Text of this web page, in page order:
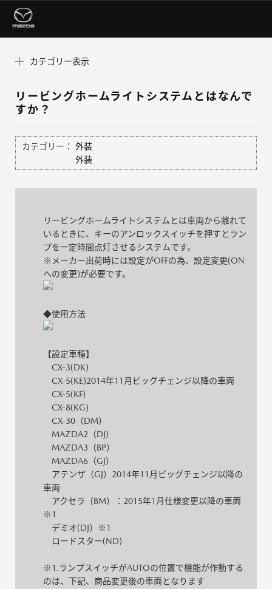
カテゴリー表示
リービングホームライトシステムとはなんで
すか？
カテゴリー：
外装
外装
リービングホームライトシステムとは車両から離れて
いるときに、キーのアンロックスイッチを押すとラン
プを一定時間点灯させるシステムです。
※メーカー出荷時には設定がOFFの為、設定変更(ON
への変更)が必要です。
◆使用方法
【設定車種】
CX-3(DK)
CX-5(KE)2014年11月ビッグチェンジ以降の車両
CX-5(KF)
CX-8(KG)
CX-30（DM）
MAZDA2（DJ）
MAZDA3（BP）
MAZDA6（GJ）
アテンザ（GJ）2014年11月ビッグチェンジ以降の
車両
アクセラ（BM）：2015年1月仕様変更以降の車両
※1
デミオ(DJ）※1
ロードスター(ND)
※1.ランプスイッチがAUTOの位置で機能が作動する
のは、下記、商品変更後の車両となります